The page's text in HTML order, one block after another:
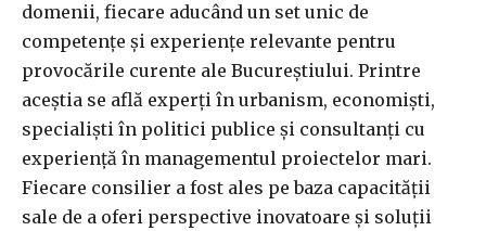
domenii, fiecare aducând un set unic de
competențe și experiențe relevante pentru
provocările curente ale Bucureștiului. Printre
aceștia se află experți în urbanism, economiști,
specialiști în politici publice și consultanți cu
experiență în managementul proiectelor mari.
Fiecare consilier a fost ales pe baza capacității
sale de a oferi perspective inovatoare și soluții